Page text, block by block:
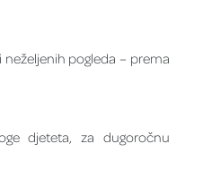
pogleda – prema
djeteta, za dugoročnu